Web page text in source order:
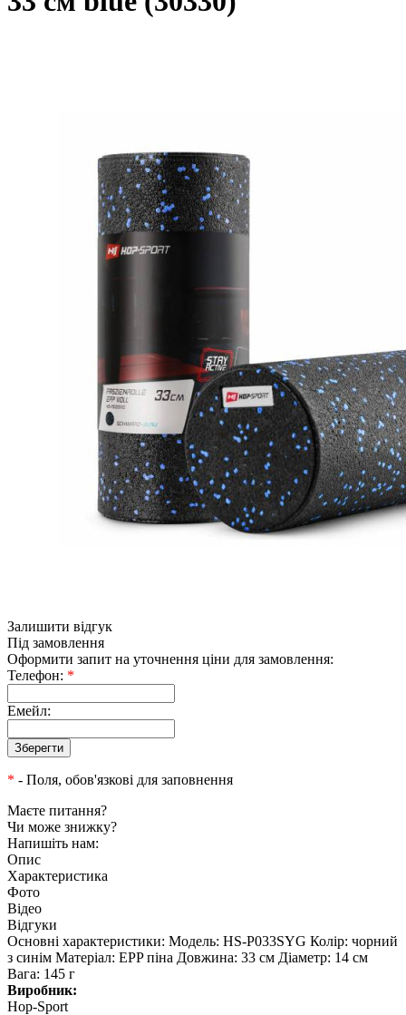
Залишити відгук
Під замовлення
Оформити запит на уточнення ціни для замовлення:
Телефон: *
Емейл:
* - Поля, обов'язкові для заповнення
Маєте питання?
Чи може знижку?
Напишіть нам:
Опис
Характеристика
Фото
Відео
Відгуки
Основні характеристики: Модель: HS-P033SYG Колір: чорний
з синім Матеріал: EPP піна Довжина: 33 см Діаметр: 14 см
Вага: 145 г
Виробник:
Hop-Sport